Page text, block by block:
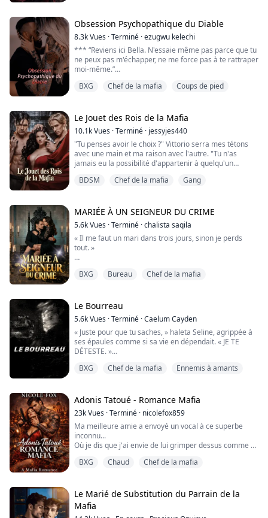
Je me précipitai. « Amara. Arrête de traumatiser ces
pauvres gens. »
Elle se retourna, ravie. « Sera !...
Obsession Psychopathique du Diable
8.3kVues ·Terminé ·ezugwu kelechi
*** “Reviens ici Bella. N'essaie même pas parce que tu
ne peux pas m'échapper, ne me force pas à te rattraper
moi-même.”
avec colère.
“Tu m'as kidnappée et amenée ici. Je ne veux pas être
ici et je ne te laisserai pas me toucher," sa voi...
BXG Chef de la mafia Coups de pied
Le Jouet des Rois de la Mafia
10.1kVues ·Terminé · jessyjes440
"Tu penses avoir le choix ?" Vittorio serra mes tétons
avec une main et ma raison avec l'autre. "Tu n'as
jamais eu la possibilité d'appartenir à quelqu'un
murmure mortel.
"Tu es à nous, ma petite," continua-t-il, son regard se
verrouillant sur le mien, me coupant le souffle...
BDSM Chef de la mafia Gang
MARIÉE À UN SEIGNEUR DU CRIME
5.6kVues ·Terminé ·chalista saqila
« Il me faut un mari dans trois jours, sinon je perds
tout. »
avaient tourné court, ma mère a menacé d’annuler le
caritative.
Désespérée et grisée au champagne, je suis allée droit
vers l’homme le plus intimidant du gala. Il était froid,
ar...
BXG Bureau Chef de la mafia
Le Bourreau
5.6kVues ·Terminé ·Caelum Cayden
« Juste pour que tu saches, » haleta Seline, agrippée à
ses épaules comme si sa vie en dépendait. « JE TE
DÉTESTE. »
rapide, il la pénétra. Fort et brutal.
« Te. »
Coup de reins.
« Déteste. »
Coup de reins.
« Aussi. »
Coup de reins. « Tellement que si ce n'était pas pour
cette chatte, je t'aurais tuée depuis longtemps. »
Elle ...
BXG Chef de la mafia Ennemis à amants
Adonis Tatoué - Romance Mafia
23kVues ·Terminé · nicolefox859
Ma meilleure amie a envoyé un vocal à ce superbe
inconnu...
Où je dis que j'ai envie de lui grimper dessus comme à
Et il vient. De me. Répondre.
Si ce dogue allemand indiscipliné que je promène avait
la moindre notion de bonnes manières, je ne me serais
jamais retrouvée là :
BXG Chaud Chef de la mafia
Le Marié de Substitution du Parrain de la
Mafia